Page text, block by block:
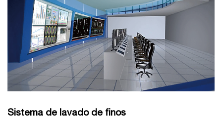
Sistema de lavado de finos